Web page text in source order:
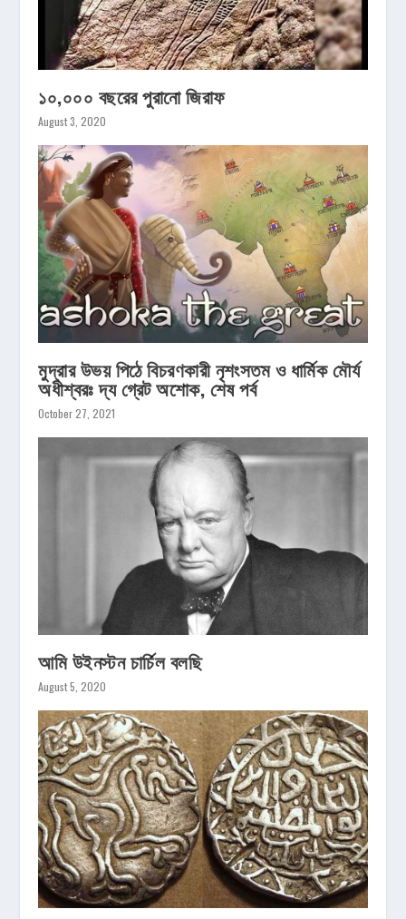
১০,০০০ বছরের পুরানো জিরাফ
August 3, 2020
মুদ্রার উভয় পিঠে বিচরণকারী নৃশংসতম ও ধার্মিক মৌর্য
অধীশ্বরঃ দ্য গ্রেট অশোক, শেষ পর্ব
October 27, 2021
আমি উইনস্টন চার্চিল বলছি
August 5, 2020